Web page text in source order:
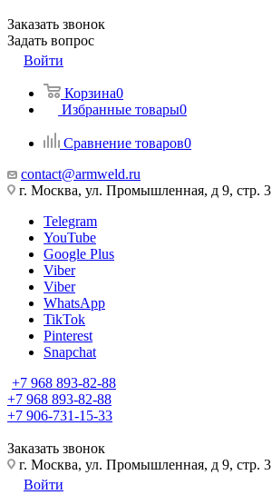
Заказать звонок
Задать вопрос
Войти
Корзина0
Избранные товары0
Сравнение товаров0
contact@armweld.ru
г. Москва, ул. Промышленная, д 9, стр. 3
Telegram
YouTube
Google Plus
Viber
Viber
WhatsApp
TikTok
Pinterest
Snapchat
+7 968 893-82-88
+7 968 893-82-88
+7 906-731-15-33
Заказать звонок
г. Москва, ул. Промышленная, д 9, стр. 3
Войти